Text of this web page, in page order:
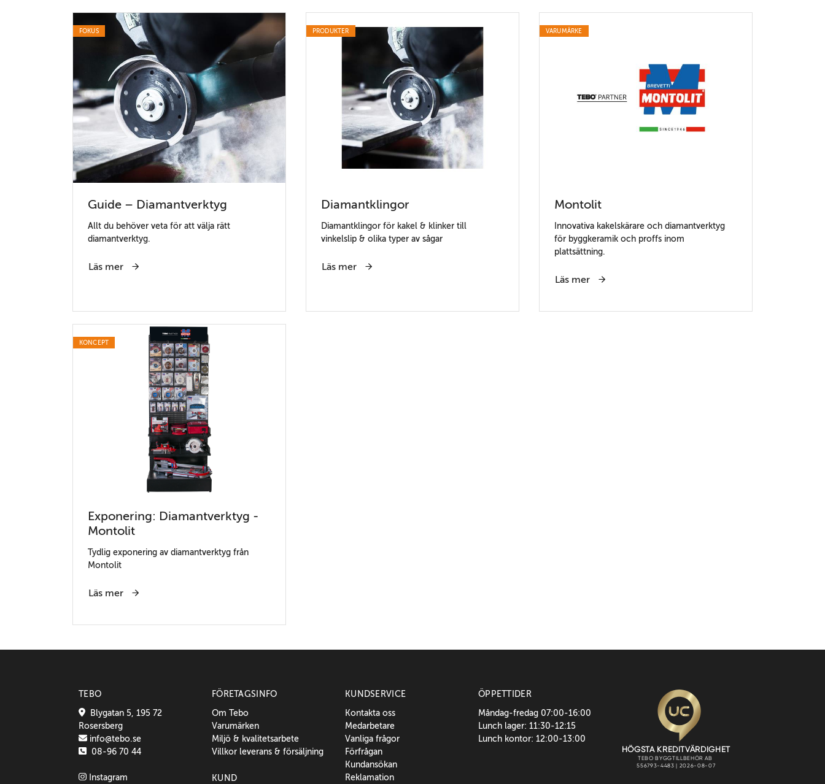
FOKUS
Guide – Diamantverktyg
Allt du behöver veta för att välja rätt
diamantverktyg.
Läs mer
PRODUKTER
Diamantklingor
Diamantklingor för kakel & klinker till
vinkelslip & olika typer av sågar
Läs mer
VARUMÄRKE
Montolit
Innovativa kakelskärare och diamantverktyg
för byggkeramik och proffs inom
plattsättning.
Läs mer
KONCEPT
Exponering: Diamantverktyg -
Montolit
Tydlig exponering av diamantverktyg från
Montolit
Läs mer
TEBO
Blygatan 5, 195 72
Rosersberg
info@tebo.se
08-96 70 44
Instagram
FÖRETAGSINFO
Om Tebo
Varumärken
Miljö & kvalitetsarbete
Villkor leverans & försäljning
KUND
KUNDSERVICE
Kontakta oss
Medarbetare
Vanliga frågor
Förfrågan
Kundansökan
Reklamation
ÖPPETTIDER
Måndag-fredag 07:00-16:00
Lunch lager: 11:30-12:15
Lunch kontor: 12:00-13:00